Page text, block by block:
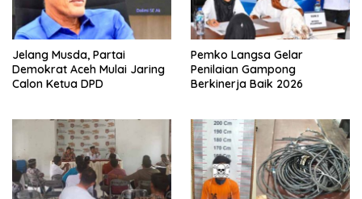
Jelang Musda, Partai
Demokrat Aceh Mulai Jaring
Calon Ketua DPD
Pemko Langsa Gelar
Penilaian Gampong
Berkinerja Baik 2026